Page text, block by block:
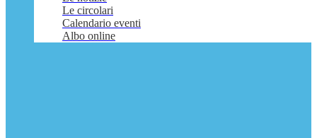
Le circolari
Calendario eventi
Albo online